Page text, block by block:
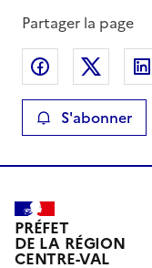
Partager la page
Partager sur
S'abonner
PRÉFET
DE LA RÉGION
CENTRE-VAL